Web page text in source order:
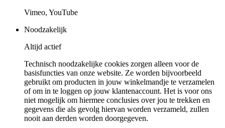
Vimeo, YouTube
Noodzakelijk
Altijd actief
Technisch noodzakelijke cookies zorgen alleen voor de
basisfuncties van onze website. Ze worden bijvoorbeeld
gebruikt om producten in jouw winkelmandje te verzamelen
of om in te loggen op jouw klantenaccount. Het is voor ons
niet mogelijk om hiermee conclusies over jou te trekken en
gegevens die als gevolg hiervan worden verzameld, zullen
nooit aan derden worden doorgegeven.